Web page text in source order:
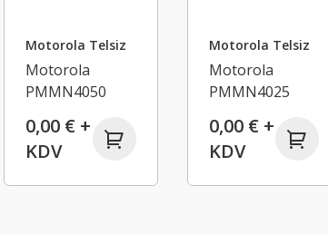
Motorola Telsiz
Motorola
PMMN4050
0,00 € +
KDV
Motorola Telsiz
Motorola
PMMN4025
0,00 € +
KDV